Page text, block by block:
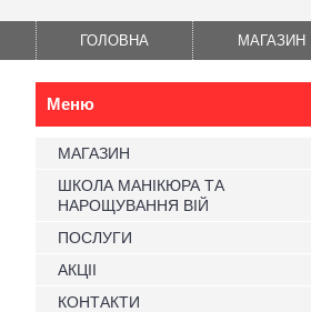
ГОЛОВНА МАГАЗИН
МАГАЗИН
ШКОЛА МАНІКЮРА ТА
НАРОЩУВАННЯ ВІЙ
ПОСЛУГИ
АКЦІІ
КОНТАКТИ